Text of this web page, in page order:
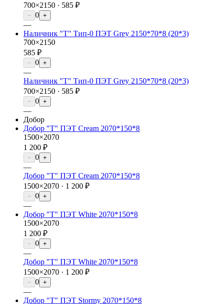
700×2150 · 585 ₽
− 0 +
—
Наличник "Т" Тип-0 ПЭТ Grey 2150*70*8 (20*3)
700×2150
585 ₽
− 0 +
—
Наличник "Т" Тип-0 ПЭТ Grey 2150*70*8 (20*3)
700×2150 · 585 ₽
− 0 +
—
Добор
Добор "Т" ПЭТ Cream 2070*150*8
1500×2070
1 200 ₽
− 0 +
—
Добор "Т" ПЭТ Cream 2070*150*8
1500×2070 · 1 200 ₽
− 0 +
—
Добор "Т" ПЭТ White 2070*150*8
1500×2070
1 200 ₽
− 0 +
—
Добор "Т" ПЭТ White 2070*150*8
1500×2070 · 1 200 ₽
− 0 +
—
Добор "Т" ПЭТ Stormy 2070*150*8